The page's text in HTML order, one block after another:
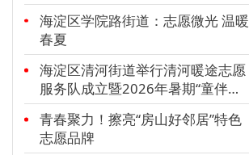
海淀区学院路街道：志愿微光 温暖
春夏
海淀区清河街道举行清河暖途志愿
服务队成立暨2026年暑期“童伴暖
途 青春领航”志愿服务项目启动仪
式
青春聚力！擦亮“房山好邻居”特色
志愿品牌